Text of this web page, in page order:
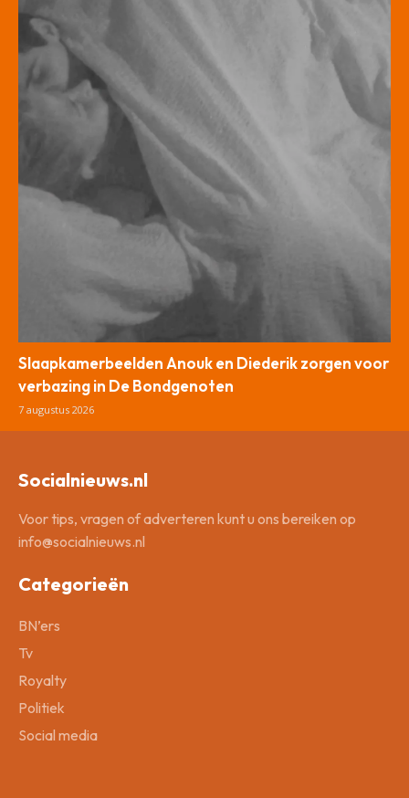
Slaapkamerbeelden Anouk en Diederik zorgen voor
verbazing in De Bondgenoten
7 augustus 2026
Socialnieuws.nl
Voor tips, vragen of adverteren kunt u ons bereiken op
info@socialnieuws.nl
Categorieën
BN’ers
Tv
Royalty
Politiek
Social media